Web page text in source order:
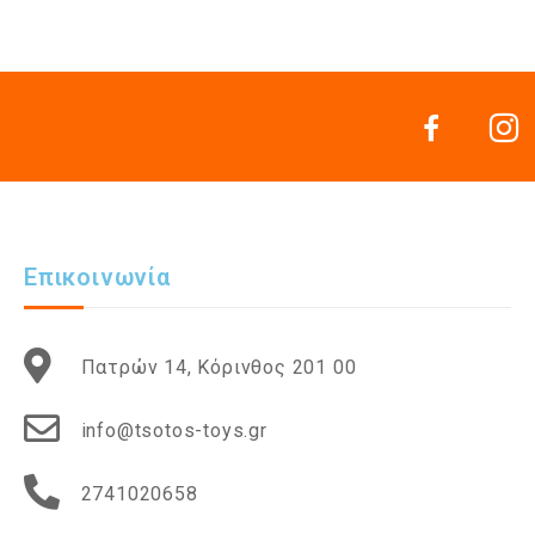
Επικοινωνία
Πατρών 14, Κόρινθος 201 00
info@tsotos-toys.gr
2741020658